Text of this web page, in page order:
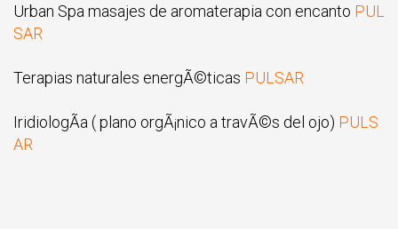
Urban Spa masajes de aromaterapia con encanto PUL
SAR
Terapias naturales energÃ©ticas PULSAR
IridiologÃ­a ( plano orgÃ¡nico a travÃ©s del ojo) PULS
AR